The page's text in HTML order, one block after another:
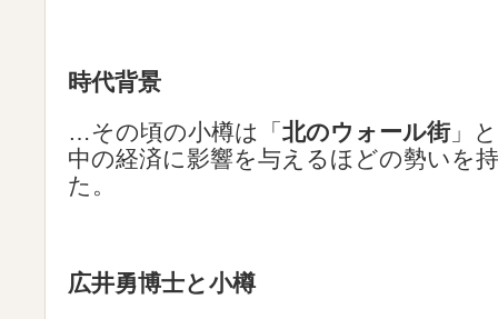
時代背景
…その頃の小樽は「 北のウォール街」
中の経済に影響を与えるほどの勢いを
た。
広井勇博士と小樽